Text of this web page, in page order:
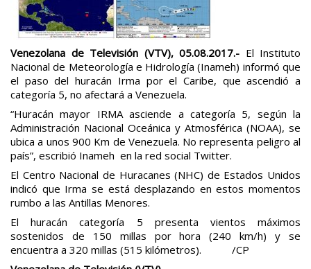
Venezolana de Televisión (VTV), 05.08.2017.- El Instituto
Nacional de Meteorología e Hidrología (Inameh) informó que
el paso del huracán Irma por el Caribe, que ascendió a
categoría 5, no afectará a Venezuela.
“Huracán mayor IRMA asciende a categoría 5, según la
Administración Nacional Oceánica y Atmosférica (NOAA), se
ubica a unos 900 Km de Venezuela. No representa peligro al
país”, escribió Inameh en la red social Twitter.
El Centro Nacional de Huracanes (NHC) de Estados Unidos
indicó que Irma se está desplazando en estos momentos
rumbo a las Antillas Menores.
El huracán categoría 5 presenta vientos máximos
sostenidos de 150 millas por hora (240 km/h) y se
encuentra a 320 millas (515 kilómetros). /CP